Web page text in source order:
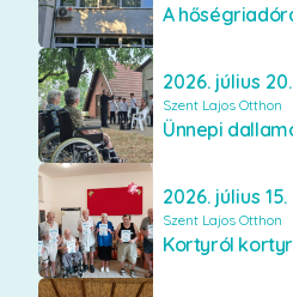
2026. július 20.
Szent Lajos Otthon
2026. július 15.
Szent Lajos Otthon